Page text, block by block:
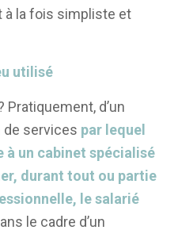
à la fois simpliste et
utilisé
Pratiquement, d’un
de services par lequel
à un cabinet spécialisé
durant tout ou partie
le salarié
le cadre d’un